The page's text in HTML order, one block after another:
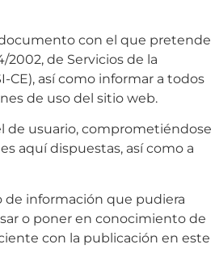
con el que pretende
de Servicios de la
CE), así como informar a todos
de uso del sitio web.
de usuario, comprometiéndose
aquí dispuestas, así como a
de información que pudiera
o poner en conocimiento de
con la publicación en este